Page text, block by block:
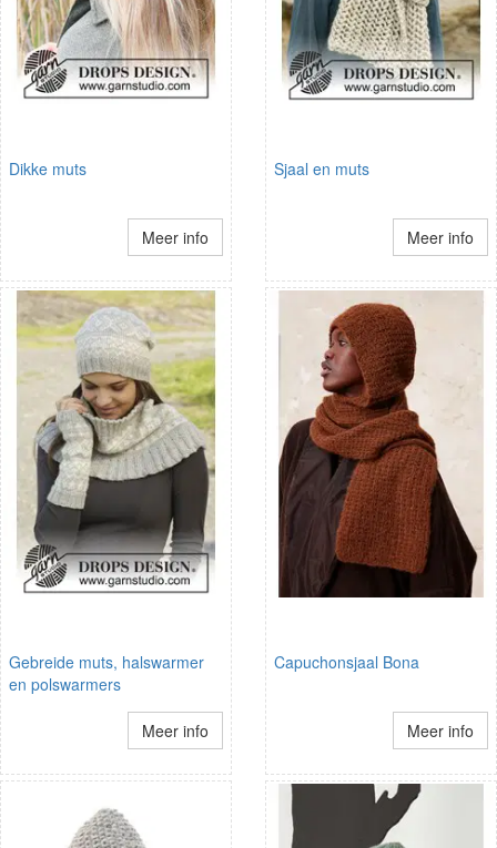
Dikke muts
Meer info
Sjaal en muts
Meer info
Gebreide muts, halswarmer
en polswarmers
Meer info
Capuchonsjaal Bona
Meer info